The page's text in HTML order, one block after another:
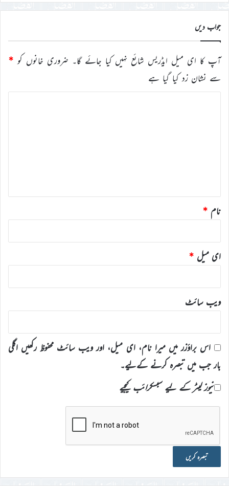
جواب دیں
آپ کا ای میل ایڈریس شائع نہیں کیا جائے گا۔ ضروری خانوں کو *
سے نشان زد کیا گیا ہے
نام *
ای میل *
ویب‌ سائٹ
اس براؤزر میں میرا نام، ای میل، اور ویب سائٹ محفوظ رکھیں اگلی
بار جب میں تبصرہ کرنے کےلیے۔
نیوز لیٹر کے لیے سبسکرائب کیجیے